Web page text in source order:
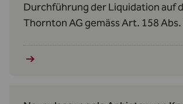
Durchführung der Liquidation auf
Thornton AG gemäss Art. 158 Abs.
Real Estate Efficiency Fund II.